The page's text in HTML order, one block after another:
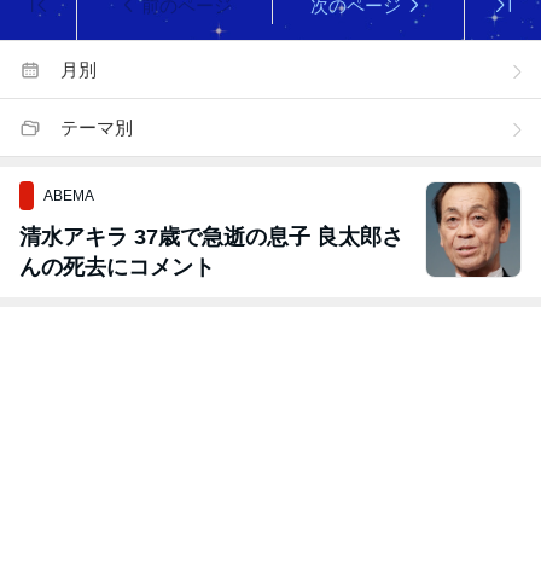
前のページ 次のページ
月別
テーマ別
ABEMA
清水アキラ 37歳で急逝の息子 良太郎さ
んの死去にコメント